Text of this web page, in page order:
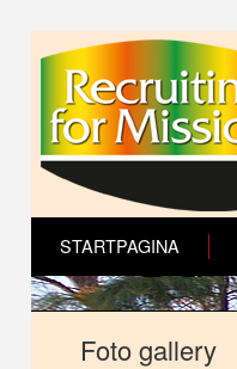
STARTPAGINA
Foto gallery